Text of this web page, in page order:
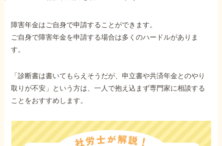
障害年金はご自身で申請することができます。
ご自身で障害年金を申請する場合は多くのハードルがありま
す。
「診断書は書いてもらえそうだが、申立書や共済年金とのやり
取りが不安」という方は、一人で抱え込まず専門家に相談する
ことをおすすめします。